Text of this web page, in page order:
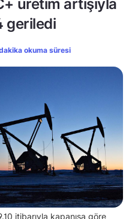
üretim artışıyla
geriledi
okuma süresi
itibarıyla kapanışa göre